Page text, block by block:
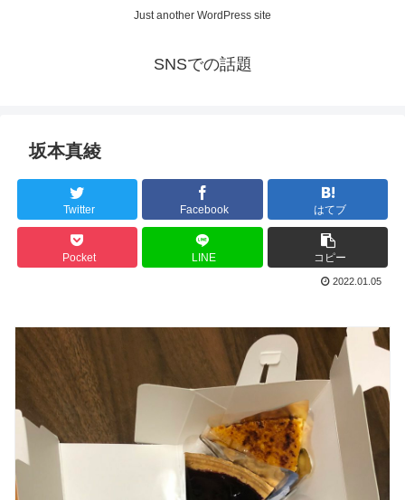
Just another WordPress site
SNSでの話題
坂本真綾
Twitter Facebook はてブ
Pocket LINE コピー
2022.01.05